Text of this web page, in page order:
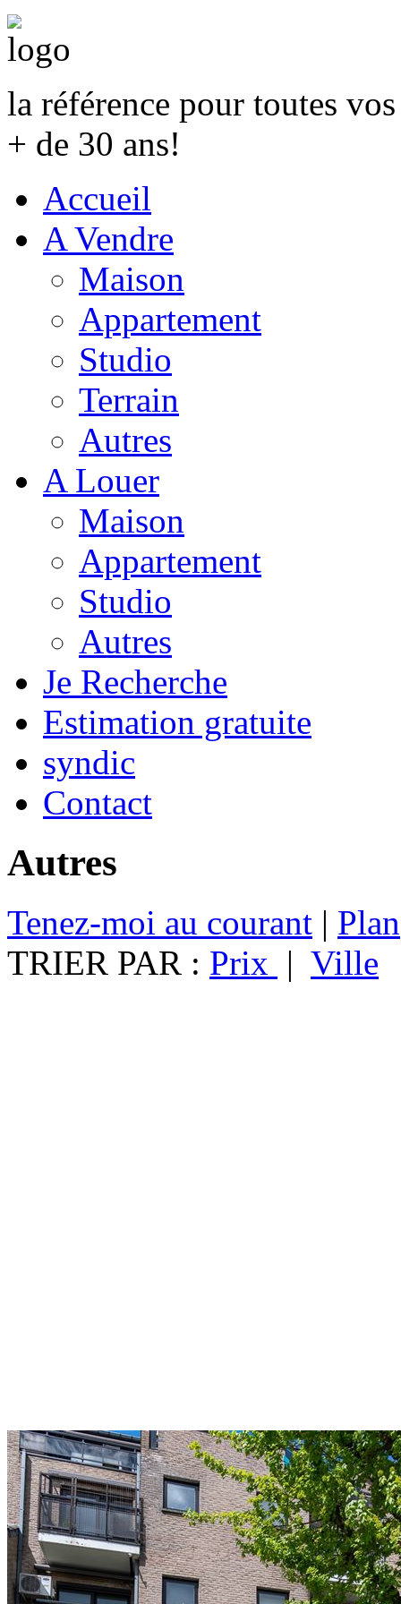
la référence pour toutes
+ de 30 ans!
Accueil
A Vendre
Maison
Appartement
Studio
Terrain
Autres
A Louer
Maison
Appartement
Studio
Autres
Je Recherche
Estimation gratuite
syndic
Contact
Autres
Tenez-moi au courant | Plan
TRIER PAR : Prix | Ville